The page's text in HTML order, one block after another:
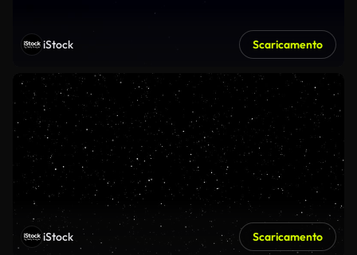
iStock Scaricamento
iStock Scaricamento